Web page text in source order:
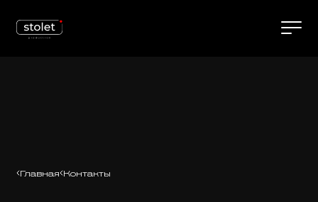
Главная Контакты